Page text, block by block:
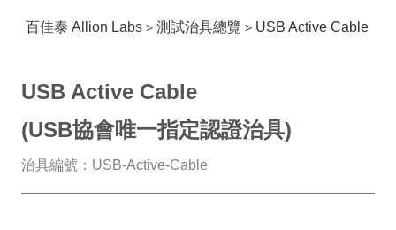
百佳泰 Allion Labs> 測試治具總覽 > USB Active Cable
USB Active Cable
(USB協會唯一指定認證治具)
治具編號：USB-Active-Cable